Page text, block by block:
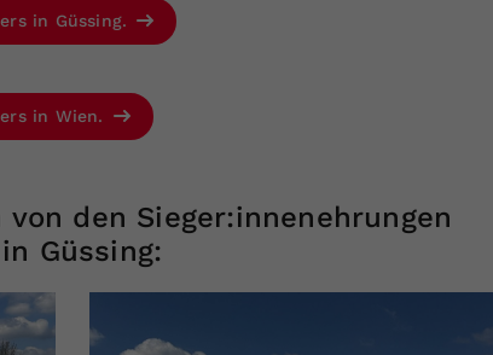
in Güssing.
in Wien.
den Sieger:innenehrungen
Güssing: